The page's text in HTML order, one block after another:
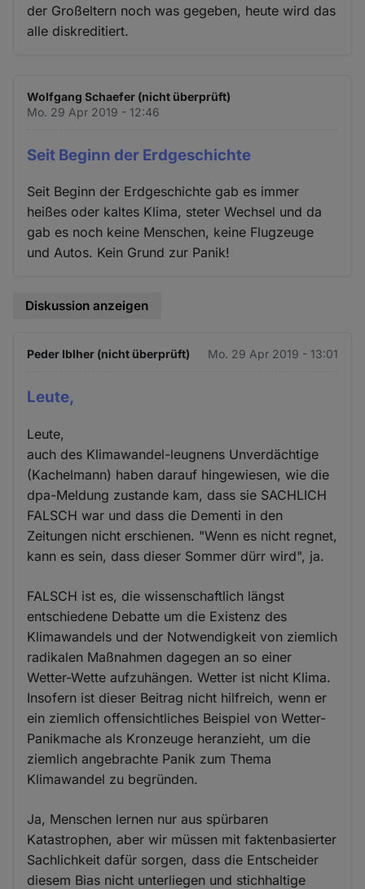
der Großeltern noch was gegeben, heute wird das
alle diskreditiert.
Wolfgang Schaefer (nicht überprüft)
Mo. 29 Apr 2019 - 12:46
Seit Beginn der Erdgeschichte
Seit Beginn der Erdgeschichte gab es immer
heißes oder kaltes Klima, steter Wechsel und da
gab es noch keine Menschen, keine Flugzeuge
und Autos. Kein Grund zur Panik!
Diskussion anzeigen
Peder Iblher (nicht überprüft) Mo. 29 Apr 2019 - 13:01
Leute,
Leute,
auch des Klimawandel-leugnens Unverdächtige
(Kachelmann) haben darauf hingewiesen, wie die
dpa-Meldung zustande kam, dass sie SACHLICH
FALSCH war und dass die Dementi in den
Zeitungen nicht erschienen. "Wenn es nicht regnet,
kann es sein, dass dieser Sommer dürr wird", ja.
FALSCH ist es, die wissenschaftlich längst
entschiedene Debatte um die Existenz des
Klimawandels und der Notwendigkeit von ziemlich
radikalen Maßnahmen dagegen an so einer
Wetter-Wette aufzuhängen. Wetter ist nicht Klima.
Insofern ist dieser Beitrag nicht hilfreich, wenn er
ein ziemlich offensichtliches Beispiel von Wetter-
Panikmache als Kronzeuge heranzieht, um die
ziemlich angebrachte Panik zum Thema
Klimawandel zu begründen.
Ja, Menschen lernen nur aus spürbaren
Katastrophen, aber wir müssen mit faktenbasierter
Sachlichkeit dafür sorgen, dass die Entscheider
diesem Bias nicht unterliegen und stichhaltige